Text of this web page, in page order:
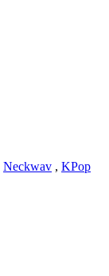
Neckwav , KPop